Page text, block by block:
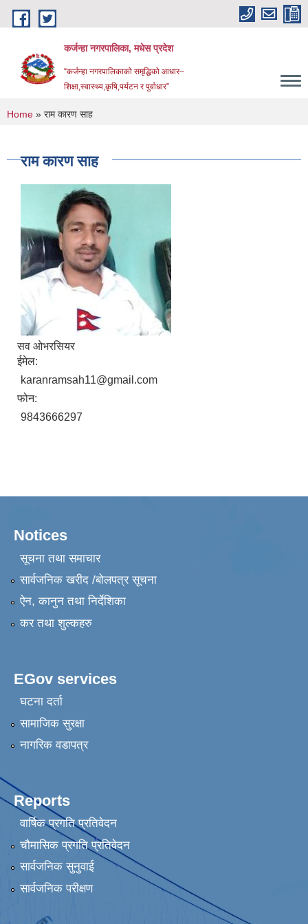
Skip to main content
कर्जन्हा नगरपालिका, मधेस प्रदेश
“कर्जन्हा नगरपालिकाको समृद्धिको आधार–
शिक्षा,स्वास्थ्य,कृषि,पर्यटन र पुर्वाधार”
You are here
Home » राम कारण साह
राम कारण साह
सव ओभरसियर
ईमेल:
karanramsah11@gmail.com
फोन:
9843666297
Notices
सूचना तथा समाचार
सार्वजनिक खरीद /बोलपत्र सूचना
ऐन, कानुन तथा निर्देशिका
कर तथा शुल्कहरु
EGov services
घटना दर्ता
सामाजिक सुरक्षा
नागरिक वडापत्र
Reports
वार्षिक प्रगति प्रतिवेदन
चौमासिक प्रगति प्रतिवेदन
सार्वजनिक सुनुवाई
सार्वजनिक परीक्षण